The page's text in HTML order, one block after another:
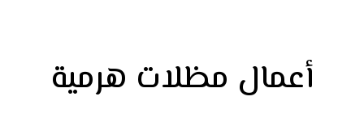
أعمال مظلات هرمية